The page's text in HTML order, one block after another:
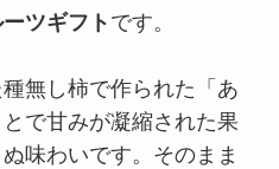
ツギフト です。
無し柿で作られた「あ
で甘みが凝縮された果
味わいです。そのまま